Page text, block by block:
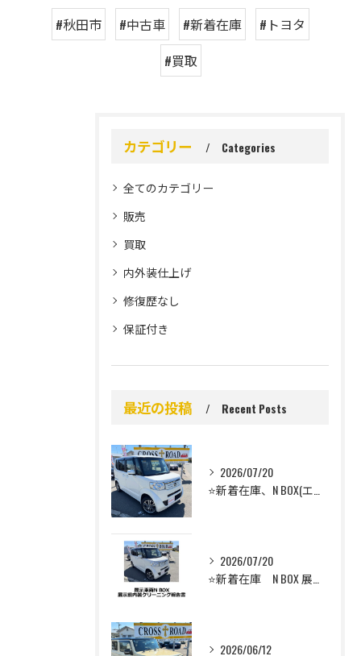
#秋田市 #中古車 #新着在庫
#トヨタ
#買取
カテゴリー Categories
全てのカテゴリー
販売
買取
内外装仕上げ
修復歴なし
保証付き
最近の投稿 Recent Posts
2026/07/20
2026/07/20
2026/06/12